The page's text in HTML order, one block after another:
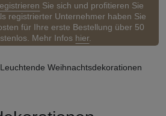
Sie sich und profitieren Sie
registrierter Unternehmer haben Sie
für Ihre erste Bestellung über 50
Mehr Infos hier.
Leuchtende Weihnachtsdekorationen